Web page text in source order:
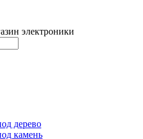
электроники
дерево
камень